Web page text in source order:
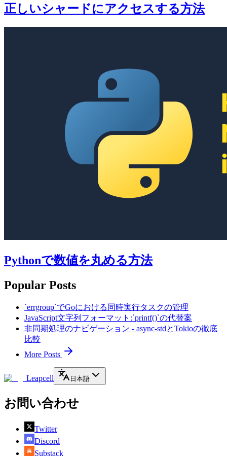
正しいシャードにアクセスする方法
Pythonで数値を丸める方法
Popular Posts
`errgroup`でGoにおける同時実行タスクの管理
JavaScript文字列フォーマット:`printf()`の代替案
非同期処理のナビゲーション - async-stdとTokioの徹底
比較
More Posts
Leapcell 日本語
お問い合わせ
Twitter
Discord
Substack